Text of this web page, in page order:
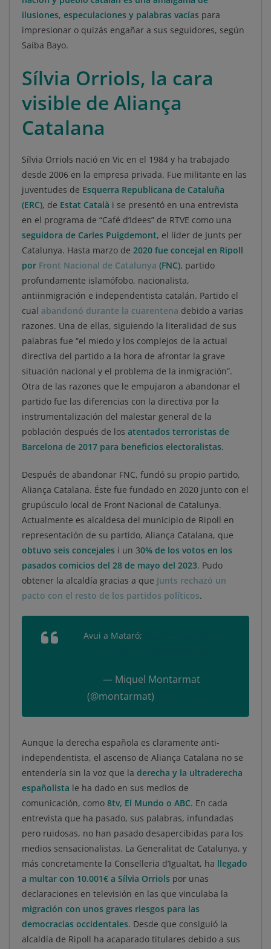
ilusiones, especulaciones y palabras vacías para
impresionar o quizás engañar a sus seguidores, según
Saiba Bayo.
Sílvia Orriols, la cara
visible de Aliança
Catalana
Sílvia Orriols nació en Vic en el 1984 y ha trabajado
desde 2006 en la empresa privada. Fue militante en las
juventudes de Esquerra Republicana de Cataluña
(ERC), de Estat Català i se presentó en una entrevista
en el programa de “Café d’Idees” de RTVE como una
seguidora de Carles Puigdemont, el líder de Junts per
Catalunya. Hasta marzo de 2020 fue concejal en Ripoll
por Front Nacional de Catalunya (FNC), partido
profundamente islamófobo, nacionalista,
antiinmigración e independentista catalán. Partido el
cual abandonó durante la cuarentena debido a varias
razones. Una de ellas, siguiendo la literalidad de sus
palabras fue “el miedo y los complejos de la actual
directiva del partido a la hora de afrontar la grave
situación nacional y el problema de la inmigración”.
Otra de las razones que le empujaron a abandonar el
partido fue las diferencias con la directiva por la
instrumentalización del malestar general de la
población después de los atentados terroristas de
Barcelona de 2017 para beneficios electoralistas.
Después de abandonar FNC, fundó su propio partido,
Aliança Catalana. Éste fue fundado en 2020 junto con el
grupúsculo local de Front Nacional de Catalunya.
Actualmente es alcaldesa del municipio de Ripoll en
representación de su partido, Aliança Catalana, que
obtuvo seis concejales i un 30% de los votos en los
pasados comicios del 28 de mayo del 2023. Pudo
obtener la alcaldía gracias a que Junts rechazó un
pacto con el resto de los partidos políticos.
Avui a Mataró;
— Miquel Montarmat
(@montarmat)
Aunque la derecha española es claramente anti-
independentista, el ascenso de Aliança Catalana no se
entendería sin la voz que la derecha y la ultraderecha
españolista le ha dado en sus medios de
comunicación, como 8tv, El Mundo o ABC. En cada
entrevista que ha pasado, sus palabras, infundadas
pero ruidosas, no han pasado desapercibidas para los
medios sensacionalistas. La Generalitat de Catalunya, y
más concretamente la Conselleria d’Igualtat, ha llegado
a multar con 10.001€ a Sílvia Orriols por unas
declaraciones en televisión en las que vinculaba la
migración con unos graves riesgos para las
democracias occidentales. Desde que consiguió la
alcaldía de Ripoll ha acaparado titulares debido a sus